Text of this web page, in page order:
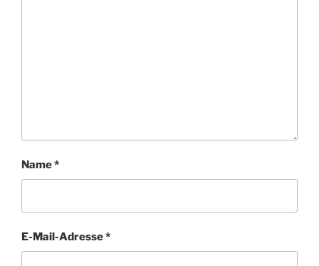
Name*
E-Mail-Adresse*